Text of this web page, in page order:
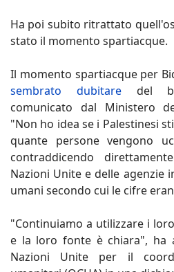
Ha poi subito ritrattato
stato il momento spartiacque.
Il momento spartiacque per
sembrato dubitaredel
comunicato dal Ministero
"Non ho idea se i Palestinesi
quante persone vengono
contraddicendo
Nazioni Unite e delle agenzie
umani secondo cui le cifre
"Continuiamo a utilizzare i
e la loro fonte è chiara", ha
Nazioni Unite per il